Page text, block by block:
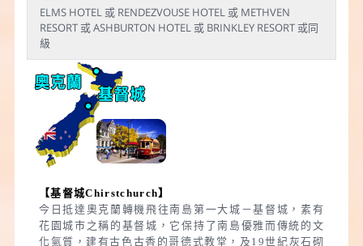
ELMS HOTEL 或 RENDEZVOUSE HOTEL 或 METHVEN
RESORT 或 ASHBURTON HOTEL 或 BRINKLEY RESORT 或同
級
【基督城Chirstchurch】
今日抵達奧克蘭轉機飛往南島第一大城－基督城，素有
花園城市之稱的基督城，它保持了南島優雅而傳統的文
化氣質，建有古色古香的哥德式教堂，及19世紀灰石砌